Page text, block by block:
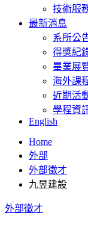
技術服
最新消息
系所公
得獎紀
畢業展
海外課
近期活
學程資
English
Home
外部
外部徵才
九昱建設
外部徵才